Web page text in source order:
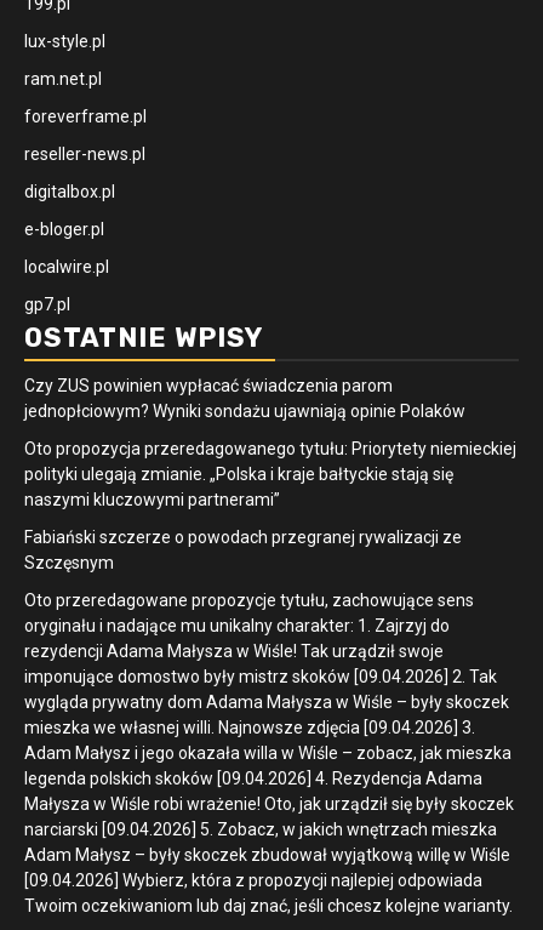
lux-style.pl
ram.net.pl
foreverframe.pl
reseller-news.pl
digitalbox.pl
e-bloger.pl
localwire.pl
gp7.pl
OSTATNIE WPISY
Czy ZUS powinien wypłacać świadczenia parom
jednopłciowym? Wyniki sondażu ujawniają opinie Polaków
Oto propozycja przeredagowanego tytułu: Priorytety niemieckiej
polityki ulegają zmianie. „Polska i kraje bałtyckie stają się
naszymi kluczowymi partnerami”
Fabiański szczerze o powodach przegranej rywalizacji ze
Szczęsnym
Oto przeredagowane propozycje tytułu, zachowujące sens
oryginału i nadające mu unikalny charakter: 1. Zajrzyj do
rezydencji Adama Małysza w Wiśle! Tak urządził swoje
imponujące domostwo były mistrz skoków [09.04.2026] 2. Tak
wygląda prywatny dom Adama Małysza w Wiśle – były skoczek
mieszka we własnej willi. Najnowsze zdjęcia [09.04.2026] 3.
Adam Małysz i jego okazała willa w Wiśle – zobacz, jak mieszka
legenda polskich skoków [09.04.2026] 4. Rezydencja Adama
Małysza w Wiśle robi wrażenie! Oto, jak urządził się były skoczek
narciarski [09.04.2026] 5. Zobacz, w jakich wnętrzach mieszka
Adam Małysz – były skoczek zbudował wyjątkową willę w Wiśle
[09.04.2026] Wybierz, która z propozycji najlepiej odpowiada
Twoim oczekiwaniom lub daj znać, jeśli chcesz kolejne warianty.